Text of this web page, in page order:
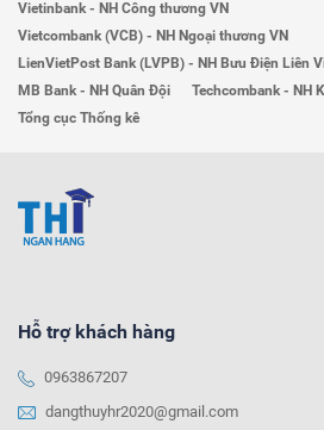
Vietinbank - NH Công thương VN
Vietcombank (VCB) - NH Ngoại thương VN
LienVietPost Bank (LVPB) - NH Bưu Điện Liên
MB Bank - NH Quân Đội
Techcombank - NH
Tổng cục Thống kê
Hỗ trợ khách hàng
0963867207
dangthuyhr2020@gmail.com